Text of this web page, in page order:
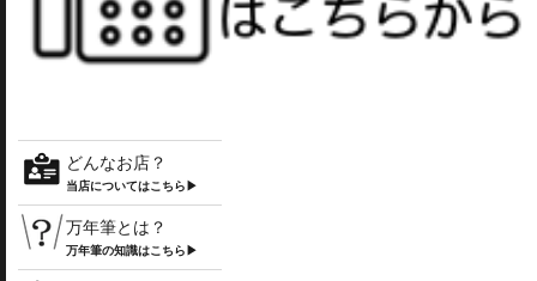
どんなお店？
当店についてはこちら▶
万年筆とは？
万年筆の知識はこちら▶